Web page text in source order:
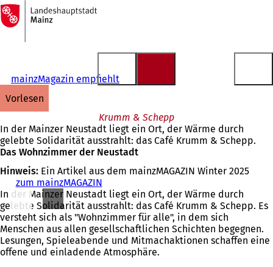
Inhalt anspringen
Zur
Startseite
mainzMagazin empfiehlt
vorlesen
Krumm & Schepp
In der Mainzer Neustadt liegt ein Ort, der Wärme durch
gelebte Solidarität ausstrahlt: das Café Krumm & Schepp.
Das Wohnzimmer der Neustadt
Hinweis: Ein Artikel aus dem mainzMAGAZIN Winter 2025
zum mainzMAGAZIN
In der Mainzer Neustadt liegt ein Ort, der Wärme durch
gelebte Solidarität ausstrahlt: das Café Krumm & Schepp. Es
versteht sich als "Wohnzimmer für alle", in dem sich
Menschen aus allen gesellschaftlichen Schichten begegnen.
Lesungen, Spieleabende und Mitmachaktionen schaffen eine
offene und einladende Atmosphäre.